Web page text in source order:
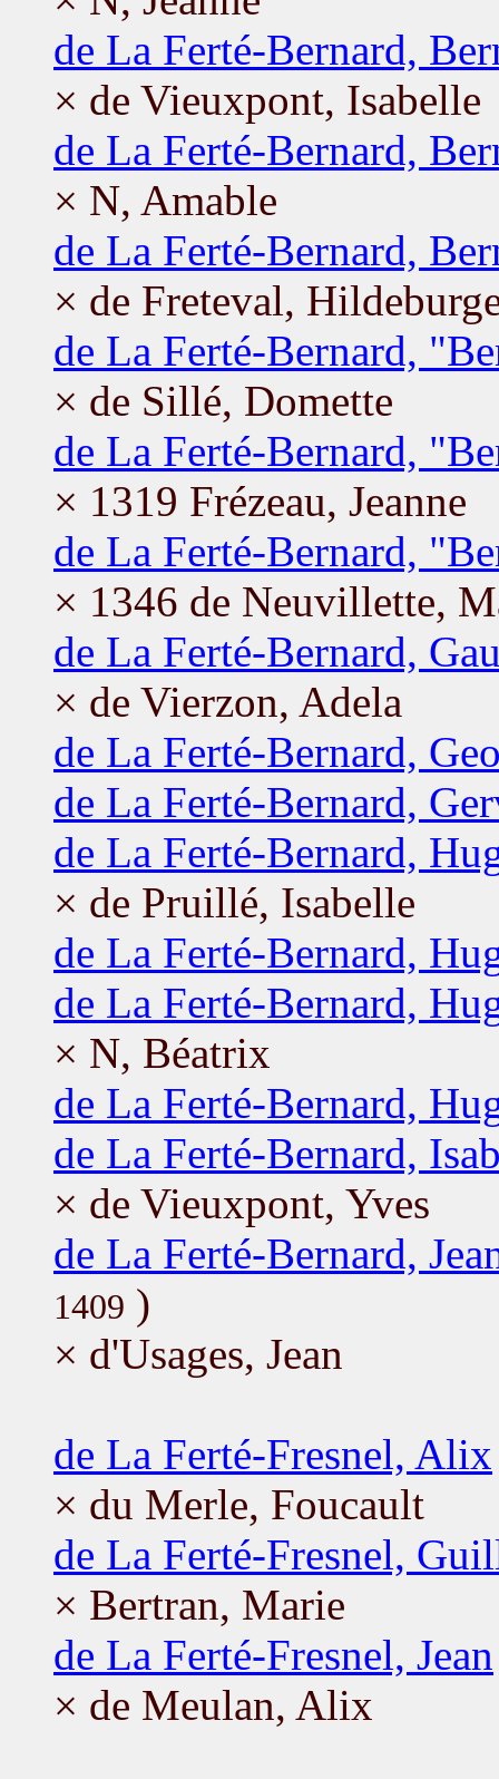
de La Ferté-Bernard,
× de Vieuxpont, Isabelle
de La Ferté-Bernard,
× N, Amable
de La Ferté-Bernard,
× de Freteval,
de La Ferté-Bernard,
× de Sillé, Domette
de La Ferté-Bernard,
× 1319 Frézeau, Jeanne
de La Ferté-Bernard,
× 1346 de Neuvillette,
de La Ferté-Bernard,
× de Vierzon, Adela
de La Ferté-Bernard,
de La Ferté-Bernard,
de La Ferté-Bernard,
× de Pruillé, Isabelle
de La Ferté-Bernard,
de La Ferté-Bernard,
× N, Béatrix
de La Ferté-Bernard,
de La Ferté-Bernard,
× de Vieuxpont, Yves
de La Ferté-Bernard,
1409 )
× d'Usages, Jean
de La Ferté-Fresnel, Alix
× du Merle, Foucault
de La Ferté-Fresnel,
× Bertran, Marie
de La Ferté-Fresnel, Jean
× de Meulan, Alix